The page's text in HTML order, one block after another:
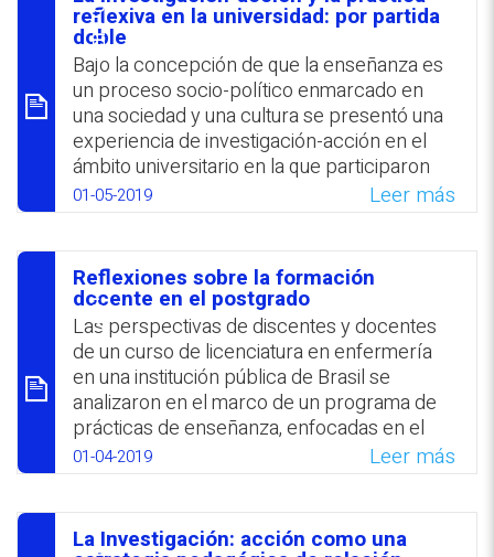
conductas y compromisos. Se aludió a los
principales obstáculos que afronta la
educación moral en estos días y se hizo
referencia a las causas esenciales de las
problemáticas ambientales y sociales; y el
empleo de la belleza y la educación de la
mirada que conlleva.
WhatsApp
Facebook
Twitter
Email
סיכום
reflexiva en la universidad: por partida
doble
Bajo la concepción de que la enseñanza es
un proceso socio-político enmarcado en
una sociedad y una cultura se presentó una
experiencia de investigación-acción en el
ámbito universitario en la que participaron
estudiantes-enseñantes quienes aprendían
paralelamente a enseñar y a investigar.
Compartiendo todo tipo de narrativas que
reflejaban experiencias pedagógicas se
llevaron a cabo procesos de sistematización
y reflexión encauzados hacia la
transformación de las prácticas de
enseñanza y la formación de profesores
reflexivos, capaces de abordar la
complejidad y el dinamismo que
caracterizan a los entornos educativos en la
actualidad.
WhatsApp
Facebook
Twitter
Email
01-05-2019 Leer más
סיכום
Reflexiones sobre la formación
docente en el postgrado
Las perspectivas de discentes y docentes
de un curso de licenciatura en enfermería
en una institución pública de Brasil se
analizaron en el marco de un programa de
prácticas de enseñanza, enfocadas en el
desarrollo de estudiantes de post-grado. La
propuesta se evidenció como una opción
adecuada para la formación de profesores
universitarios. Se destacó la relevancia del
01-04-2019 Leer más
La Investigación: acción como una